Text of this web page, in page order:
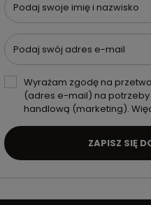
Podaj swoje imię i nazwisko
Podaj swój adres e-mail
Wyrażam zgodę na
(adres e-mail) na potrzeby
handlową (marketing).
ZAPISZ SIĘ